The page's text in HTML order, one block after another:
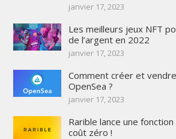
janvier 17, 2023
Les meilleurs jeux NFT
de l’argent en 2022
janvier 17, 2023
Comment créer et
OpenSea ?
janvier 17, 2023
Rarible lance une
coût zéro !